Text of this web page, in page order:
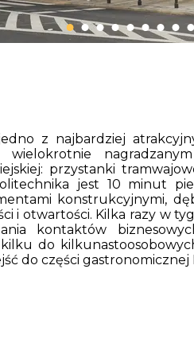
z najbardziej
przystanki
jest 10 minut
konstrukcyjnymi,
i otwartości. Kilka razy w
kontaktów
do
do części gastronomicznej